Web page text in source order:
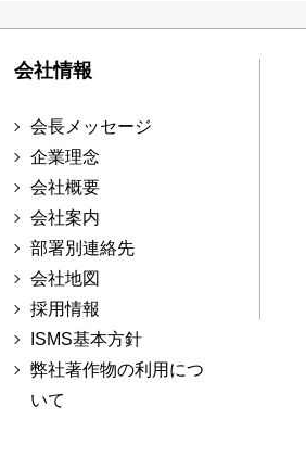
会社情報
会長メッセージ
企業理念
会社概要
会社案内
部署別連絡先
会社地図
採用情報
ISMS基本方針
弊社著作物の利用につ
いて